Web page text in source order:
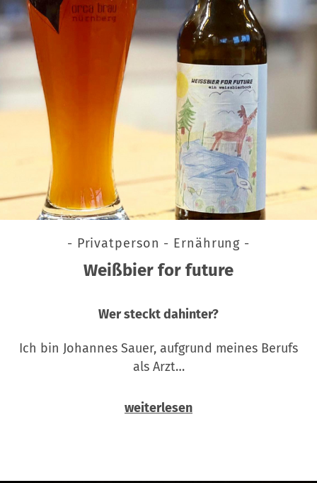
- Privatperson - Ernährung -
Weißbier for future
Wer steckt dahinter?
Ich bin Johannes Sauer, aufgrund meines Berufs
als Arzt…
weiterlesen